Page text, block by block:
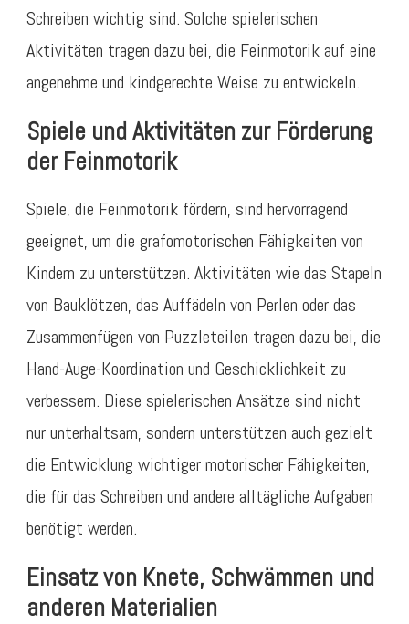
Schreiben wichtig sind. Solche spielerischen
Aktivitäten tragen dazu bei, die Feinmotorik auf eine
angenehme und kindgerechte Weise zu entwickeln.
Spiele und Aktivitäten zur Förderung
der Feinmotorik
Spiele, die Feinmotorik fördern, sind hervorragend
geeignet, um die grafomotorischen Fähigkeiten von
Kindern zu unterstützen. Aktivitäten wie das Stapeln
von Bauklötzen, das Auffädeln von Perlen oder das
Zusammenfügen von Puzzleteilen tragen dazu bei, die
Hand-Auge-Koordination und Geschicklichkeit zu
verbessern. Diese spielerischen Ansätze sind nicht
nur unterhaltsam, sondern unterstützen auch gezielt
die Entwicklung wichtiger motorischer Fähigkeiten,
die für das Schreiben und andere alltägliche Aufgaben
benötigt werden.
Einsatz von Knete, Schwämmen und
anderen Materialien